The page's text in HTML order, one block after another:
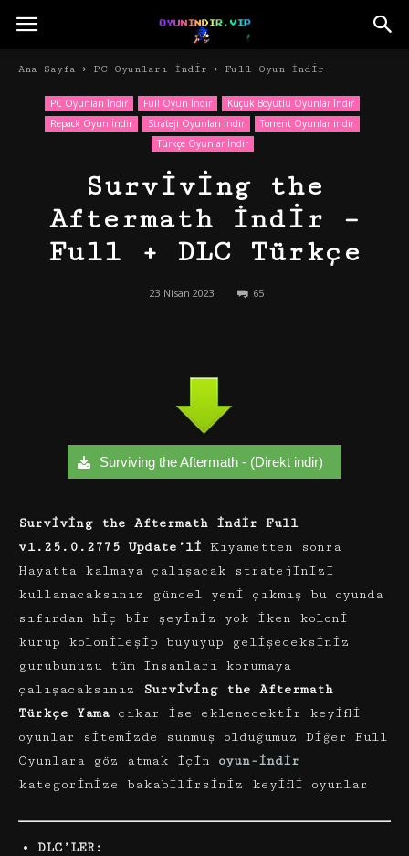
Ana Sayfa PC Oyunları İndir Full Oyun İndir
PC Oyunları İndir Full Oyun İndir
Küçük Boyutlu Oyunlar İndir
Repack Oyun İndir
Strateji Oyunları İndir
Torrent Oyunlar indir
Türkçe Oyunlar İndir
Surviving the
Aftermath İndir –
Full + DLC Türkçe
23 Nisan 2023 65
Surviving the Aftermath - (Direkt indir)
Surviving the Aftermath indir Full
v1.25.0.2775 Update’li Kıyametten sonra
Hayatta kalmaya çalışacak stratejinizi
kullanacaksınız güncel yeni çıkmış bu oyunda
sıfırdan hiç bir şeyiniz yok iken koloni
kurup kolonileşip büyüyüp gelişeceksiniz
gurubunuzu tüm insanları korumaya
çalışacaksınız
Surviving the Aftermath
Türkçe Yama çıkar ise eklenecektir keyifli
oyunlar sitemizde sunmuş olduğumuz Diğer Full
Oyunlara göz atmak için oyun-indir
kategorimize bakabilirsiniz keyifli oyunlar
DLC’LER: